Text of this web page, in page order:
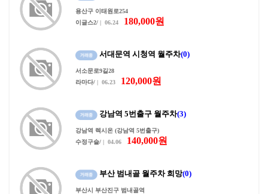
용산구 이태원로254
이글스2/ | 06.24 180,000원
서대문역 시청역 월주차(0)
서소문로9길28
라마다/ | 06.23 120,000원
강남역 5번출구 월주차(3)
강남역 렉시온 (강남역 5번출구)
수정구슬/ | 04.06 140,000원
부산 범내골 월주차 희망(0)
부산시 부산진구 범내골역